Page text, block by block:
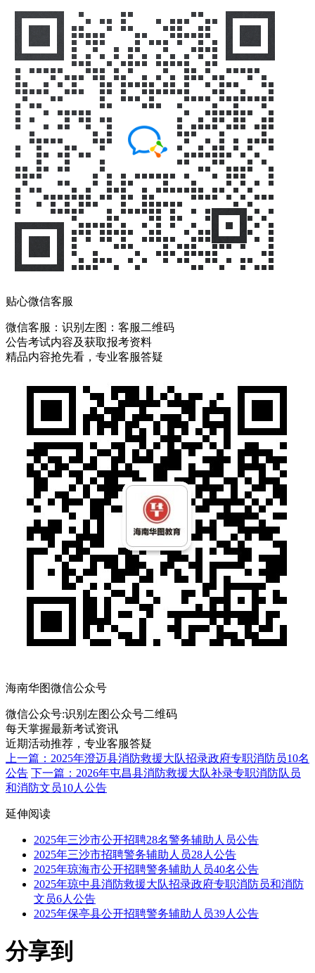
贴心微信客服
微信客服： 识别左图：客服二维码
公告考试内容及获取报考资料
精品内容抢先看，专业客服答疑
海南华图微信公众号
微信公众号:识别左图公众号二维码
每天掌握最新考试资讯
近期活动推荐，专业客服答疑
上一篇：2025年澄迈县消防救援大队招录政府专职消防员10名
公告 下一篇：2026年屯昌县消防救援大队补录专职消防队员
和消防文员10人公告
延伸阅读
2025年三沙市公开招聘28名警务辅助人员公告
2025年三沙市招聘警务辅助人员28人公告
2025年琼海市公开招聘警务辅助人员40名公告
2025年琼中县消防救援大队招录政府专职消防员和消防
文员6人公告
2025年保亭县公开招聘警务辅助人员39人公告
分享到